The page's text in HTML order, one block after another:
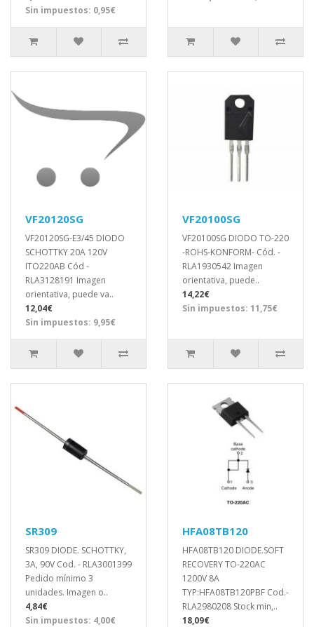
Sin impuestos: 0,95€
VF20120SG
VF20120SG-E3/45 DIODO
SCHOTTKY 20A 120V
ITO220AB Cód -
RLA3128191 Imagen
orientativa, puede va..
12,04€
Sin impuestos: 9,95€
VF20100SG
VF20100SG DIODO TO-220
-ROHS-KONFORM- Cód. -
RLA1930542 Imagen
orientativa, puede..
14,22€
Sin impuestos: 11,75€
SR309
SR309 DIODE. SCHOTTKY,
3A, 90V Cod. - RLA3001399
Pedido mínimo 3
unidades. Imagen o..
4,84€
Sin impuestos: 4,00€
HFA08TB120
HFA08TB120 DIODE.SOFT
RECOVERY TO-220AC
1200V 8A
TYP:HFA08TB120PBF Cod.-
RLA2980208 Stock min,..
18,09€